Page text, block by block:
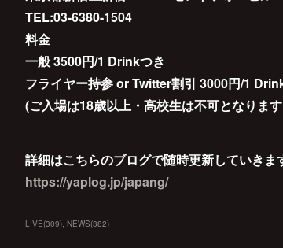
TEL:03-6380-1504
料金
一般 3500円/1 Drinkつき
フライヤー持参 or Twitter割引 3000円/1
(ご入場は18歳以上・高校生は不可となりま
詳細はこちらのブログで随時更新していきま
https://yaplog.jp/japang/
LIVE(309) NEWS(382)